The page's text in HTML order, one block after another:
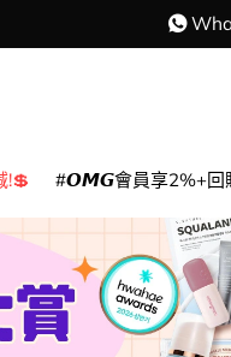
!💲 𝙊𝙈𝙂會員享2%+回